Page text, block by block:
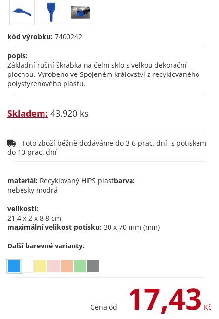
kód výrobku: 7400242
popis:
Základní ruční škrabka na čelní sklo s velkou dekorační
plochou. Vyrobeno ve Spojeném království z recyklovaného
polystyrenového plastu.
Skladem: 43.920 ks
Toto zboží běžně dodáváme do 3-6 prac. dní, s potiskem
do 10 prac. dní
materiál: Recyklovaný HIPS plastbarva:
nebesky modrá
velikosti:
21,4 x 2 x 8,8 cm
maximální velikost potisku: 30 x 70 mm (mm)
Další barevné varianty:
Cena od 17,43 Kč